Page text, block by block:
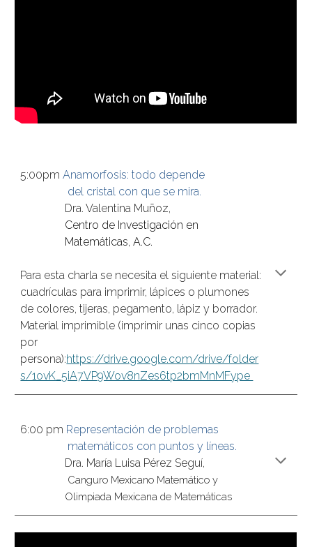
5:00pm Anamorfosis: todo depende
del cristal con que se mira.
Dra. Valentina Muñoz,
Centro de Investigación en
Matemáticas, A.C.
Para esta charla se necesita el siguiente material:
cuadrículas para imprimir, lápices o plumones
de colores, tijeras, pegamento, lápiz y borrador.
Material imprimible (imprimir unas cinco copias
por
persona):https://drive.google.com/drive/folder
s/1ovK_5iA7VP9Wov8nZes6tp2bmMnMFype
6:00 pm Representación de problemas
matemáticos con puntos y líneas.
Dra. María Luisa Pérez Seguí,
Canguro Mexicano Matemático y
Olimpiada Mexicana de Matemáticas